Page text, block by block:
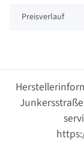
Preisverlauf